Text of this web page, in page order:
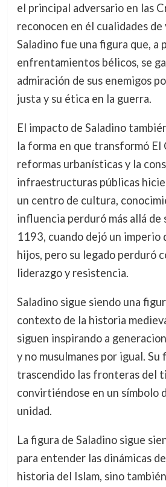
el principal adversario en las
reconocen en él cualidades
Saladino fue una figura que, a
enfrentamientos bélicos, se
admiración de sus enemigos
justa y su ética en la guerra.
El impacto de Saladino
la forma en que transformó El
reformas urbanísticas y la
infraestructuras públicas
un centro de cultura,
influencia perduró más allá de
1193, cuando dejó un imperio
hijos, pero su legado perduró
liderazgo y resistencia.
Saladino sigue siendo una
contexto de la historia
siguen inspirando a
y no musulmanes por igual. Su
trascendido las fronteras del
convirtiéndose en un símbolo
unidad.
La figura de Saladino sigue
para entender las dinámicas
historia del Islam, sino